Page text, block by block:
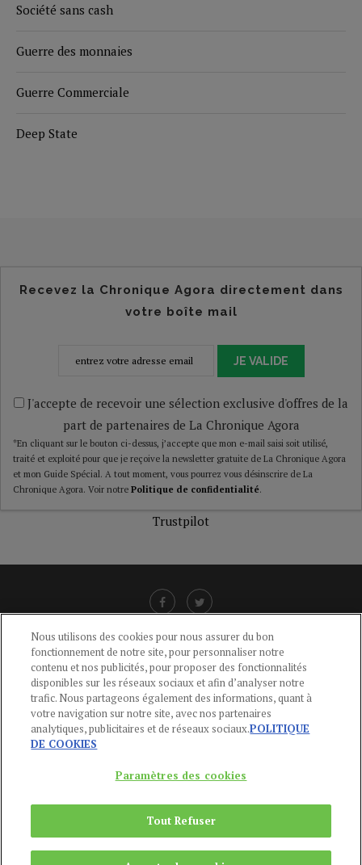
Société sans cash
Guerre des monnaies
Guerre Commerciale
Deep State
Recevez la Chronique Agora directement dans
votre boîte mail
JE VALIDE
J'accepte de recevoir une sélection exclusive d'offres de la
part de partenaires de La Chronique Agora
*En cliquant sur le bouton ci-dessus, j’accepte que mon e-mail saisi soit utilisé,
traité et exploité pour que je reçoive la newsletter gratuite de La Chronique Agora
et mon Guide Spécial. A tout moment, vous pourrez vous désinscrire de La
Chronique Agora. Voir notre Politique de confidentialité.
Trustpilot
LIENS UTILES
CGU-POLITIQUE DE CONFIDENTIALITÉ -POLITIQUE DES COOKIES
MENTIONS LÉGALES -AIDE
CONTACT
Du Lundi au Vendredi, 9h-13h et 14h-17h
Copyright © 2024Publications Agora
Nous utilisons des cookies pour nous assurer du bon
fonctionnement de notre site, pour personnaliser notre
contenu et nos publicités, pour proposer des fonctionnalités
disponibles sur les réseaux sociaux et afin d’analyser notre
trafic. Nous partageons également des informations, quant à
votre navigation sur notre site, avec nos partenaires
analytiques, publicitaires et de réseaux sociaux.POLITIQUE
DE COOKIES
Paramètres des cookies
Tout Refuser